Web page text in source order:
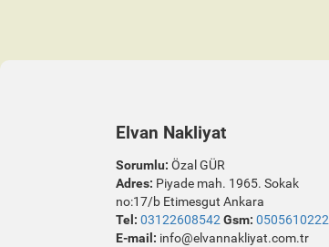
Elvan Nakliyat
Sorumlu: Özal GÜR
Adres: Piyade mah. 1965. Sokak
no:17/b Etimesgut Ankara
Tel: 03122608542 Gsm:
E-mail: info@elvannakliyat.com.tr